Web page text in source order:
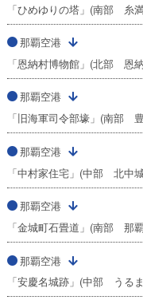
「ひめゆりの塔」(南部 糸
那覇空港
「恩納村博物館」(北部 恩
那覇空港
「旧海軍司令部壕」(南部
那覇空港
「中村家住宅」(中部 北中
那覇空港
「金城町石畳道」(南部 那
那覇空港
「安慶名城跡」(中部 うる